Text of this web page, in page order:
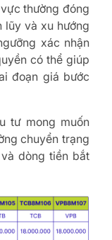
thường đóng
lũy và xu hướng
xác nhận
có thể giúp
đoạn giá bước
tư mong muốn
chuyển trạng
dòng tiền bắt